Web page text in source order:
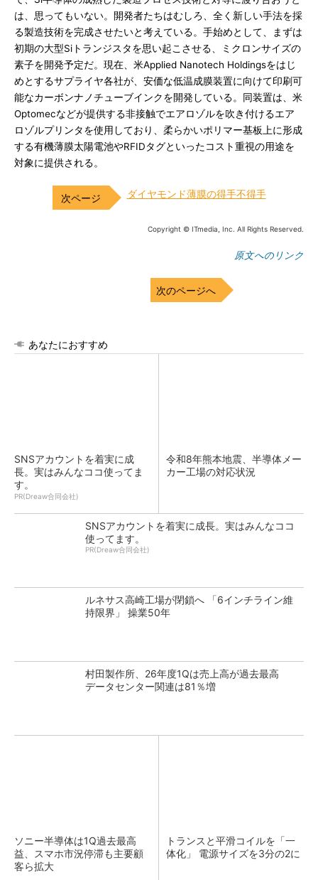
は、思ってもいない。開発者たちはむしろ、全く新しい手法を採
る製造技術を完成させたいと考えている。手始めとして、まずは
初期の大型Siトランジスタを思い起こさせる、ミクロンサイズの
素子を開発予定だ。現在、米Applied Nanotech Holdingsをはじ
めとするサプライヤ各社が、安価な低温成膜装置に向けて印刷可
能なカーボンナノチューブインクを開発している。同装置は、米
Optomecなどが提供する非接触でエアロゾルを吹き付けるエア
ロゾルプリンタを使用しており、柔らかいポリマー基板上に形成
する有機薄膜太陽電池やRFIDタグといったコスト重視の用途を
対象に提供される。
ダイヤモンド薄膜の得手不得手
Copyright © ITmedia, Inc. All Rights Reserved.
原文へのリンク
次のページへ
あなたにおすすめ
SNSアカウントを着実に成
長。実はみんなココ使ってま
す。
PR(Dreaw合同会社)
令和8年熊本地震、半導体メー
カー工場の対応状況
SNSアカウントを着実に成長。実はみんなココ
使ってます。
PR(Dreaw合同会社)
ルネサス高崎工場が閉鎖へ 「6インチライン維
持限界」 操業50年
村田製作所、26年度1Qは売上高が過去最高
データセンター関連は81％増
ソニー半導体は1Q過去最高
益、スマホ市況停滞も主要顧
客ら拡大
トランスと平滑コイルを「一
体化」 電源サイズを3分の2に